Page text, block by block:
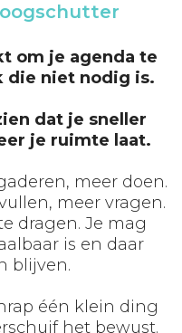
om je agenda te
die niet nodig is.
dat je sneller
je ruimte laat.
meer doen.
meer vragen.
dragen. Je mag
is en daar
blijven.
één klein ding
het bewust.